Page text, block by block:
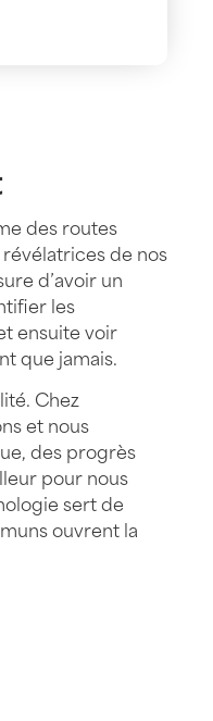
des routes
de nos
d’avoir un
les
ensuite voir
que jamais.
Chez
et nous
des progrès
pour nous
sert de
ouvrent la